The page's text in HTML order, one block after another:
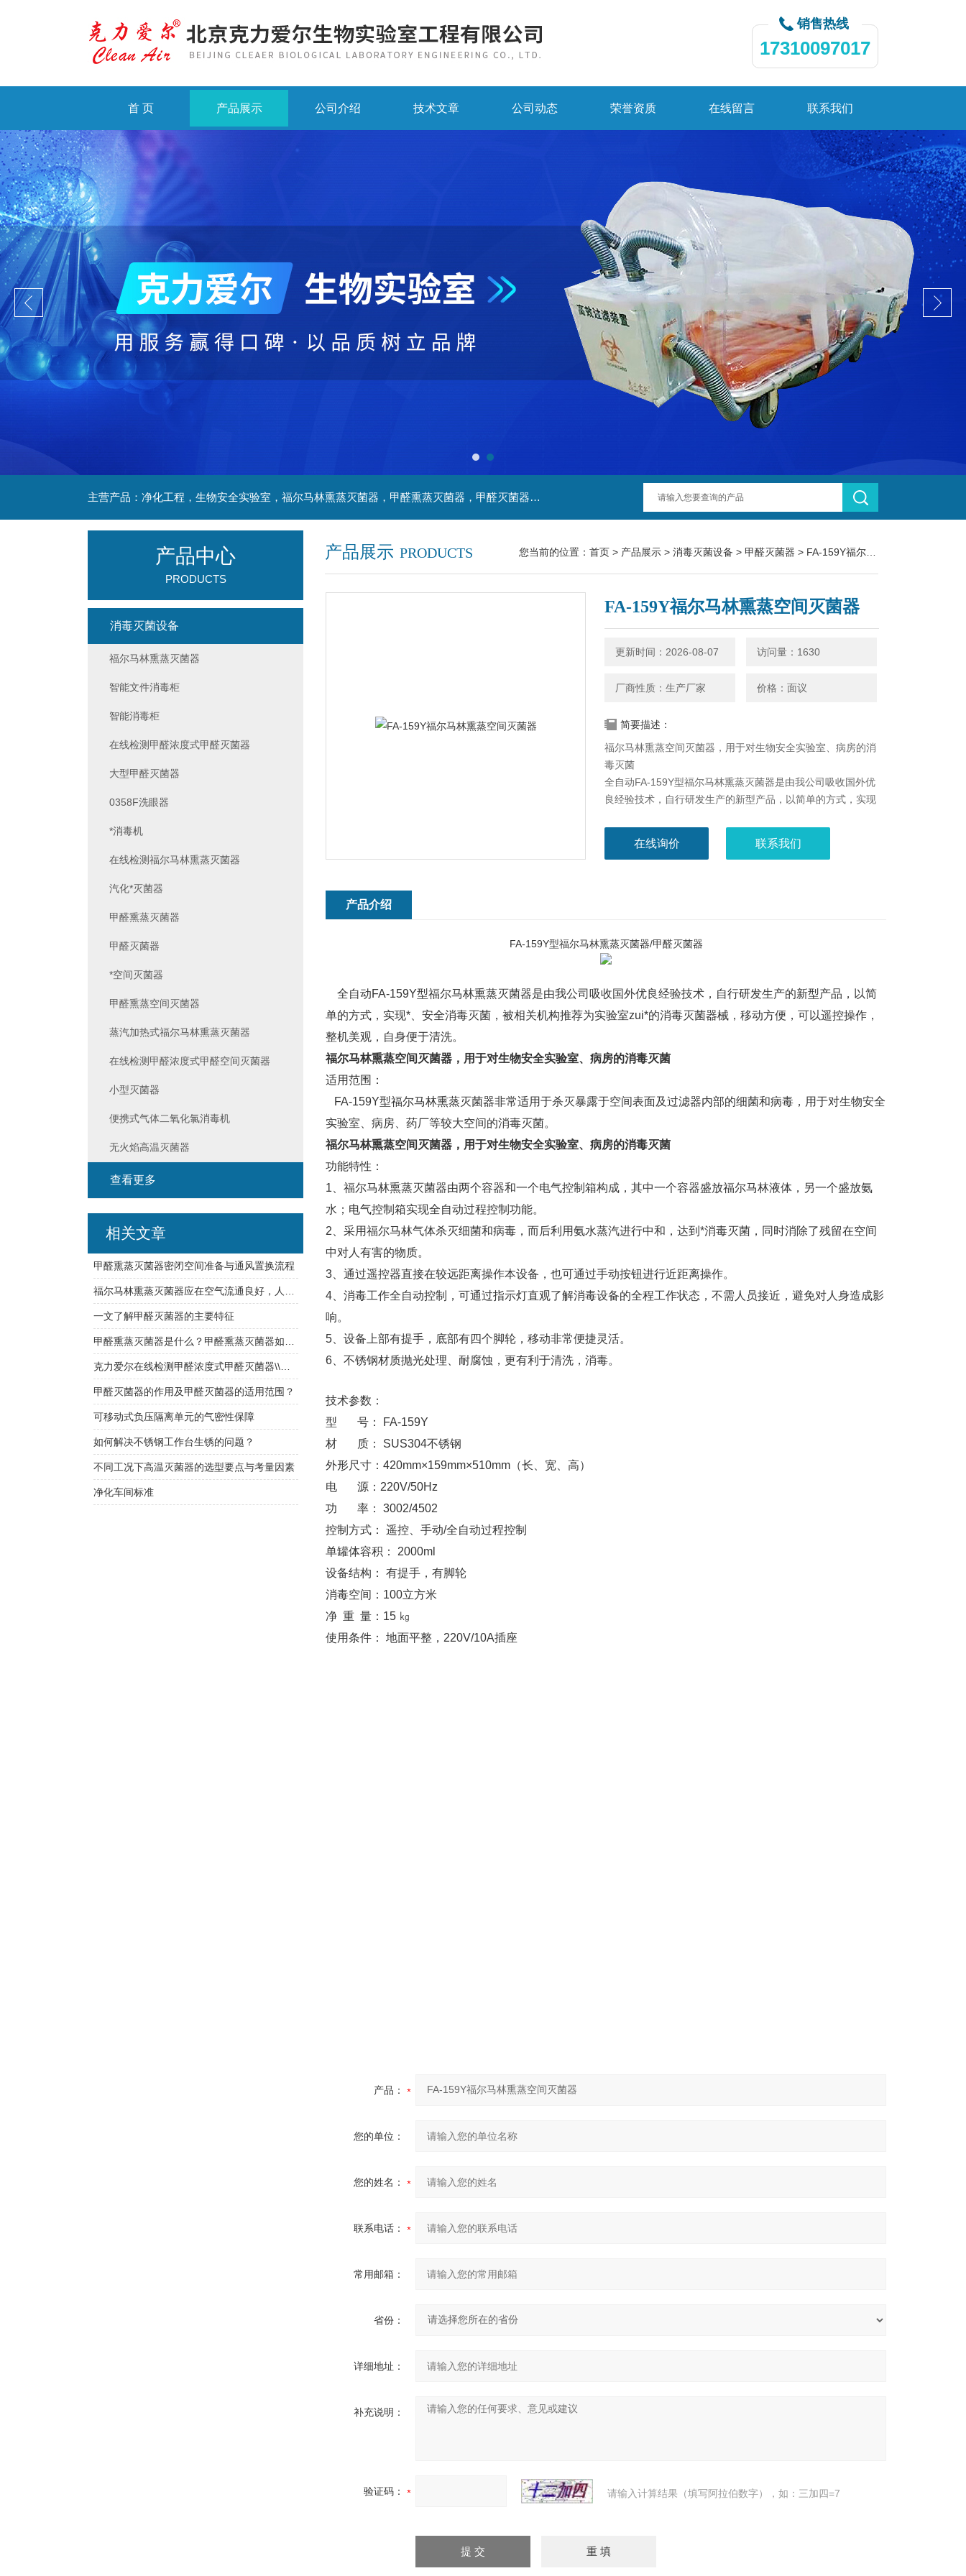
销售热线
17310097017
首 页 产品展示 公司介绍 技术文章 公司动态 荣誉资质 在线留言 联系我们
主营产品：净化工程，生物安全实验室，福尔马林熏蒸灭菌器，甲醛熏蒸灭菌器，甲醛灭菌器，灭菌器，不锈钢家具，不锈钢防爆酒精灯，污水处理系统，无火焰高温灭菌器，净化工程，百级恒温实验室，洁净工程，
产品展示 PRODUCTS 您当前的位置： 首页 > 产品展示 > 消毒灭菌设备 > 甲醛灭菌器 > FA-159Y福尔马林熏蒸空间灭菌器
FA-159Y福尔马林熏蒸空间灭菌器
更新时间：2026-08-07 访问量：1630
厂商性质：生产厂家 价格：面议
简要描述：
福尔马林熏蒸空间灭菌器，用于对生物安全实验室、病房的消
毒灭菌
全自动FA-159Y型福尔马林熏蒸灭菌器是由我公司吸收国外优
良经验技术，自行研发生产的新型产品，以简单的方式，实现
在线询价 联系我们
产品介绍
FA-159Y型福尔马林熏蒸灭菌器/甲醛灭菌器
全自动FA-159Y型福尔马林熏蒸灭菌器是由我公司吸收国外优良经验技术，自行研发生产的新型产品，以简
单的方式，实现*、安全消毒灭菌，被相关机构推荐为实验室zui*的消毒灭菌器械，移动方便，可以遥控操作，
整机美观，自身便于清洗。
福尔马林熏蒸空间灭菌器 ，用于对生物安全实验室、病房的消毒灭菌
适用范围：
FA-159Y型福尔马林熏蒸灭菌器非常适用于杀灭暴露于空间表面及过滤器内部的细菌和病毒，用于对生物安全
实验室、病房、药厂等较大空间的消毒灭菌。
福尔马林熏蒸空间灭菌器 ，用于对生物安全实验室、病房的消毒灭菌
功能特性：
1、福尔马林熏蒸灭菌器由两个容器和一个电气控制箱构成，其中一个容器盛放福尔马林液体，另一个盛放氨
水；电气控制箱实现全自动过程控制功能。
2、采用福尔马林气体杀灭细菌和病毒，而后利用氨水蒸汽进行中和，达到*消毒灭菌，同时消除了残留在空间
中对人有害的物质。
3、通过遥控器直接在较远距离操作本设备，也可通过手动按钮进行近距离操作。
4、消毒工作全自动控制，可通过指示灯直观了解消毒设备的全程工作状态，不需人员接近，避免对人身造成影
响。
5、设备上部有提手，底部有四个脚轮，移动非常便捷灵活。
6、不锈钢材质抛光处理、耐腐蚀，更有利于清洗，消毒。
技术参数：
型 号： FA-159Y
材 质： SUS304不锈钢
外形尺寸：420mm×159mm×510mm（长、宽、高）
电 源：220V/50Hz
功 率： 3002/4502
控制方式： 遥控、手动/全自动过程控制
单罐体容积： 2000ml
设备结构： 有提手，有脚轮
消毒空间：100立方米
净 重 量：15 ㎏
使用条件： 地面平整，220V/10A插座
产品：
您的单位：
您的姓名：
联系电话：
常用邮箱：
省份：
详细地址：
补充说明：
验证码： 请输入计算结果（填写阿拉伯数字），如：三加四=7
产品中心
PRODUCTS
消毒灭菌设备
福尔马林熏蒸灭菌器
智能文件消毒柜
智能消毒柜
在线检测甲醛浓度式甲醛灭菌器
大型甲醛灭菌器
0358F洗眼器
*消毒机
在线检测福尔马林熏蒸灭菌器
汽化*灭菌器
甲醛熏蒸灭菌器
甲醛灭菌器
*空间灭菌器
甲醛熏蒸空间灭菌器
蒸汽加热式福尔马林熏蒸灭菌器
在线检测甲醛浓度式甲醛空间灭菌器
小型灭菌器
便携式气体二氧化氯消毒机
无火焰高温灭菌器
查看更多
相关文章
甲醛熏蒸灭菌器密闭空间准备与通风置换流程
一文了解甲醛灭菌器的主要特征
克力爱尔在线检测甲醛浓度式甲醛灭菌器\\福尔马林灭菌器
甲醛灭菌器的作用及甲醛灭菌器的适用范围？
可移动式负压隔离单元的气密性保障
如何解决不锈钢工作台生锈的问题？
不同工况下高温灭菌器的选型要点与考量因素
净化车间标准